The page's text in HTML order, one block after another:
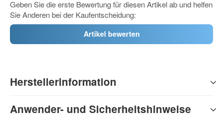
Geben Sie die erste Bewertung für diesen Artikel ab und helfen
Sie Anderen bei der Kaufentscheidung:
Artikel bewerten
Herstellerinformation
Anwender- und Sicherheitshinweise